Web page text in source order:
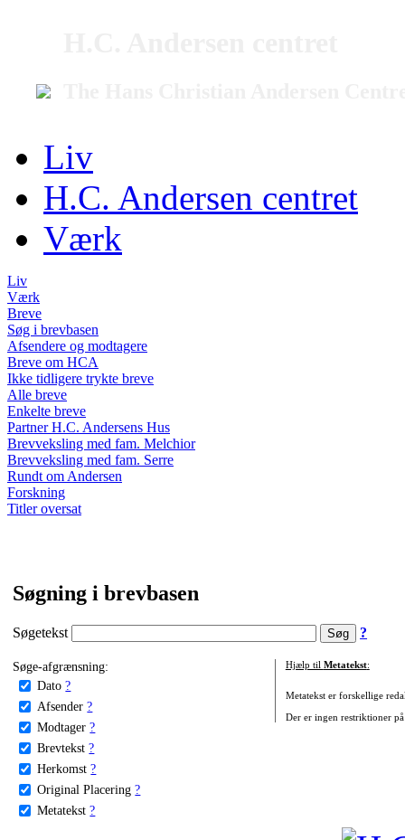
Liv
H.C. Andersen centret
Værk
Liv
Værk
Breve
Søg i brevbasen
Afsendere og modtagere
Breve om HCA
Ikke tidligere trykte breve
Alle breve
Enkelte breve
Partner H.C. Andersens Hus
Brevveksling med fam. Melchior
Brevveksling med fam. Serre
Rundt om Andersen
Forskning
Titler oversat
Søgning i brevbasen
Søgetekst ?
Søge-afgrænsning:
Dato ?
Afsender ?
Modtager ?
Brevtekst ?
Herkomst ?
Original Placering ?
Metatekst ?
Hjælp til Metatekst:
Metatekst er forskellige
Der er ingen restriktioner